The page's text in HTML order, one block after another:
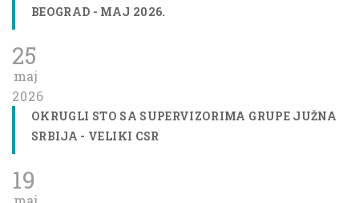
BEOGRAD - MAJ 2026.
25
maj
2026
OKRUGLI STO SA SUPERVIZORIMA GRUPE JUŽNA
SRBIJA - VELIKI CSR
19